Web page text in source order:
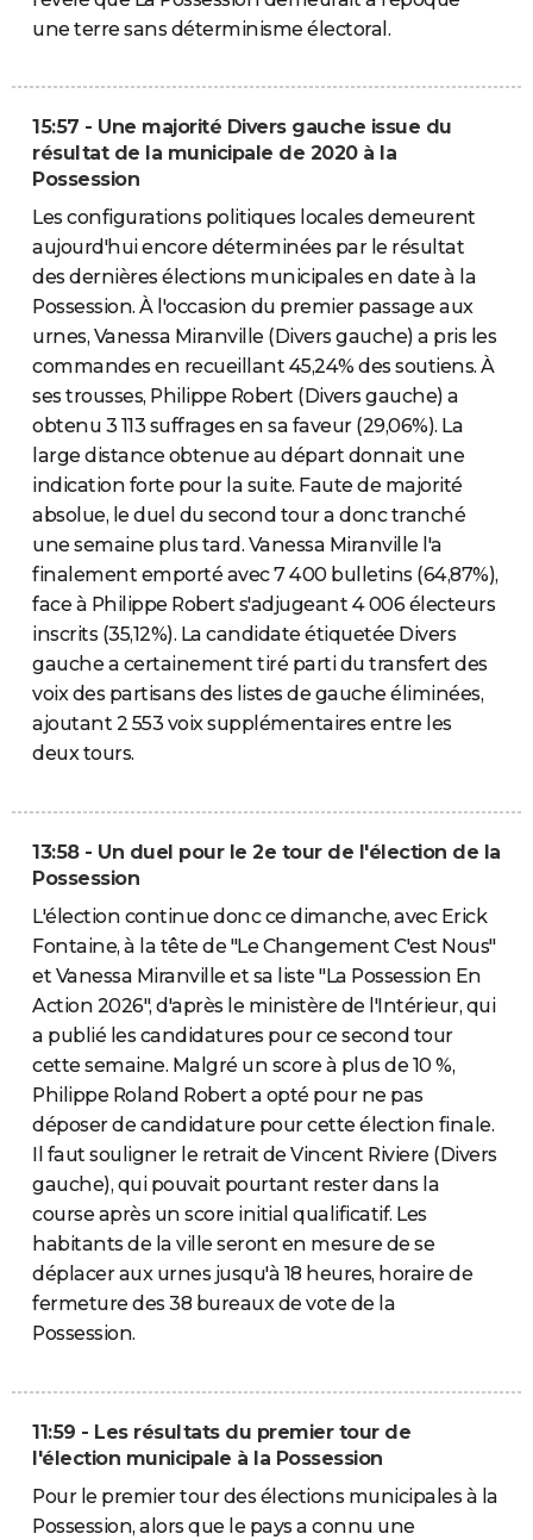
une terre sans déterminisme électoral.
15:57 - Une majorité Divers gauche issue du
résultat de la municipale de 2020 à la
Possession
Les configurations politiques locales demeurent
aujourd'hui encore déterminées par le résultat
des dernières élections municipales en date à la
Possession. À l'occasion du premier passage aux
urnes, Vanessa Miranville (Divers gauche) a pris les
commandes en recueillant 45,24% des soutiens. À
ses trousses, Philippe Robert (Divers gauche) a
obtenu 3 113 suffrages en sa faveur (29,06%). La
large distance obtenue au départ donnait une
indication forte pour la suite. Faute de majorité
absolue, le duel du second tour a donc tranché
une semaine plus tard. Vanessa Miranville l'a
finalement emporté avec 7 400 bulletins (64,87%),
face à Philippe Robert s'adjugeant 4 006 électeurs
inscrits (35,12%). La candidate étiquetée Divers
gauche a certainement tiré parti du transfert des
voix des partisans des listes de gauche éliminées,
ajoutant 2 553 voix supplémentaires entre les
deux tours.
13:58 - Un duel pour le 2e tour de l'élection de la
Possession
L'élection continue donc ce dimanche, avec Erick
Fontaine, à la tête de "Le Changement C'est Nous"
et Vanessa Miranville et sa liste "La Possession En
Action 2026", d'après le ministère de l'Intérieur, qui
a publié les candidatures pour ce second tour
cette semaine. Malgré un score à plus de 10 %,
Philippe Roland Robert a opté pour ne pas
déposer de candidature pour cette élection finale.
Il faut souligner le retrait de Vincent Riviere (Divers
gauche), qui pouvait pourtant rester dans la
course après un score initial qualificatif. Les
habitants de la ville seront en mesure de se
déplacer aux urnes jusqu'à 18 heures, horaire de
fermeture des 38 bureaux de vote de la
Possession.
11:59 - Les résultats du premier tour de
l'élection municipale à la Possession
Pour le premier tour des élections municipales à la
Possession, alors que le pays a connu une